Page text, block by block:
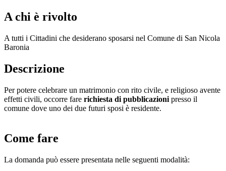
A chi è rivolto
A tutti i Cittadini che desiderano sposarsi nel Comune di San Nicola
Baronia
Descrizione
Per potere celebrare un matrimonio con rito civile, e religioso avente
effetti civili, occorre fare richiesta di pubblicazioni presso il
comune dove uno dei due futuri sposi è residente.
Come fare
La domanda può essere presentata nelle seguenti modalità: